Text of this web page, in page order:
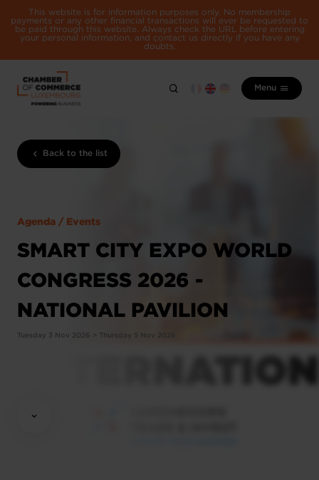
This website is for information purposes only. No membership
payments or any other financial transactions will ever be requested to
be paid through this website. Always check the URL before entering
your personal information, and contact us directly if you have any
doubts.
Menu
Back to the list
Agenda / Events
SMART CITY EXPO WORLD
CONGRESS 2026 -
NATIONAL PAVILION
Tuesday 3 Nov 2026 > Thursday 5 Nov 2026